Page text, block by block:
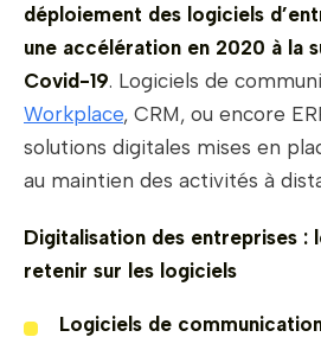
déploiement des logiciels
une accélération en 2020 à la
Covid-19. Logiciels de
Workplace, CRM, ou encore
solutions digitales mises en
au maintien des activités à
Digitalisation des entreprises :
retenir sur les logiciels
Logiciels de